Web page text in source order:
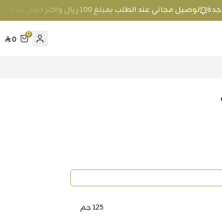
توصيل مجاني عند الطلب بمبلغ 100 ريال واكثر داخل جدة و 200 ريال واكثر برا جدة
0
0
125 جم